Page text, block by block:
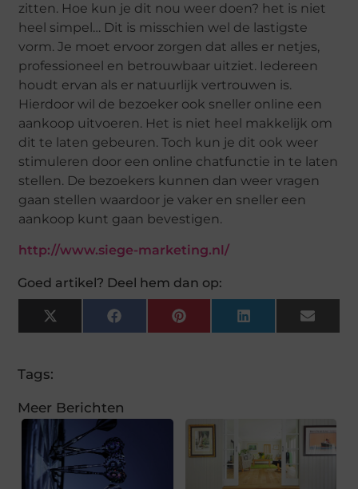
zitten. Hoe kun je dit nou weer doen? het is niet
heel simpel… Dit is misschien wel de lastigste
vorm. Je moet ervoor zorgen dat alles er netjes,
professioneel en betrouwbaar uitziet. Iedereen
houdt ervan als er natuurlijk vertrouwen is.
Hierdoor wil de bezoeker ook sneller online een
aankoop uitvoeren. Het is niet heel makkelijk om
dit te laten gebeuren. Toch kun je dit ook weer
stimuleren door een online chatfunctie in te laten
stellen. De bezoekers kunnen dan weer vragen
gaan stellen waardoor je vaker en sneller een
aankoop kunt gaan bevestigen.
http://www.siege-marketing.nl/
Goed artikel? Deel hem dan op:
X
(Twitter)
FacebookPinterestLinkedInEmail
Tags:
Meer Berichten